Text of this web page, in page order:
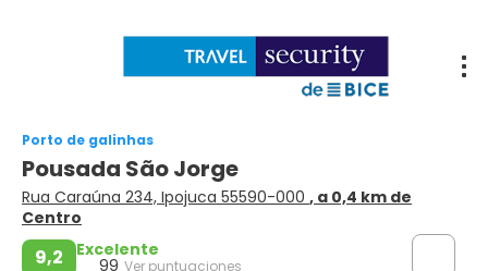
Porto de galinhas
Pousada São Jorge
Rua Caraúna 234, Ipojuca 55590-000 , a 0,4 km de
Centro
9,2 Excelente
99 Ver puntuaciones